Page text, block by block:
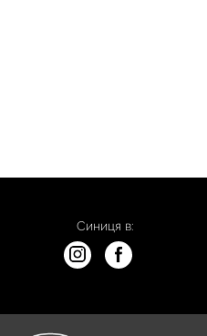
Синиця в: